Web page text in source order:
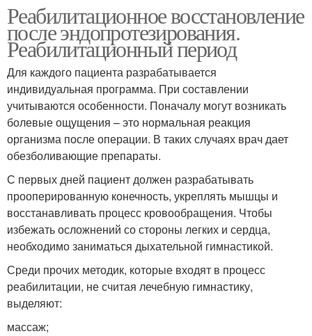
Реабилитационное восстановление
после эндопротезирования.
Реабилитационный период
Для каждого пациента разрабатывается
индивидуальная программа. При составлении
учитываются особенности. Поначалу могут возникать
болевые ощущения – это нормальная реакция
организма после операции. В таких случаях врач дает
обезболивающие препараты.
С первых дней пациент должен разрабатывать
прооперированную конечность, укреплять мышцы и
восстанавливать процесс кровообращения. Чтобы
избежать осложнений со стороны легких и сердца,
необходимо заниматься дыхательной гимнастикой.
Среди прочих методик, которые входят в процесс
реабилитации, не считая лечебную гимнастику,
выделяют:
массаж;